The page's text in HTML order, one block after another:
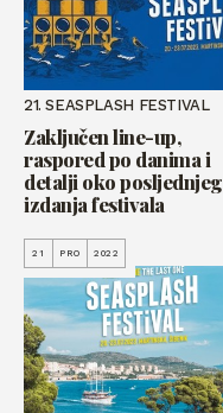
21. SEASPLASH FESTIVAL
Zaključen line-up,
raspored po danima i
detalji oko posljednjeg
izdanja festivala
21 PRO 2022